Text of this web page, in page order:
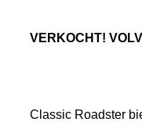
VERKOCHT!
Classic Roadster